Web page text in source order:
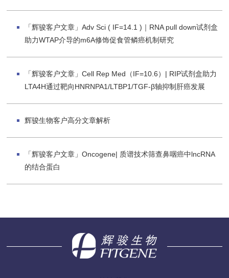
「辉骏客户文章」Adv Sci ( IF=14.1 )｜RNA pull down试剂盒
助力WTAP介导的m6A修饰促食管鳞癌机制研究
「辉骏客户文章」Cell Rep Med（IF=10.6）| RIP试剂盒助力
LTA4H通过靶向HNRNPA1/LTBP1/TGF-β轴抑制肝癌发展
辉骏生物客户高分文章解析
「辉骏客户文章」Oncogene| 质谱技术筛查鼻咽癌中lncRNA
的结合蛋白